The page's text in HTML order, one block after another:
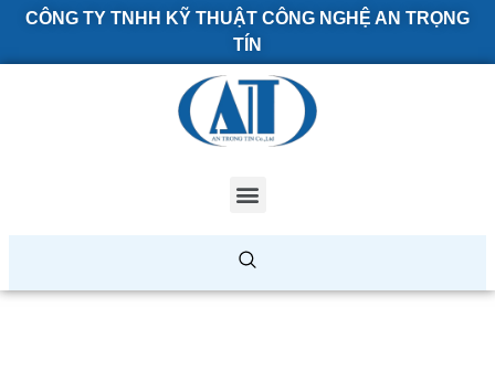
CÔNG TY TNHH KỸ THUẬT CÔNG NGHỆ AN TRỌNG
TÍN